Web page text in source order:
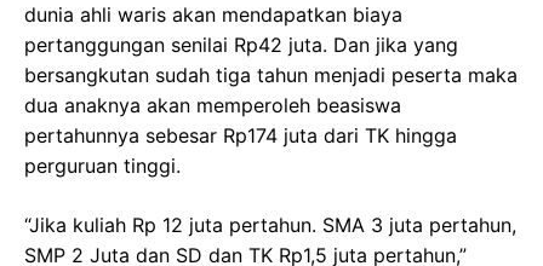
dunia ahli waris akan mendapatkan biaya
pertanggungan senilai Rp42 juta. Dan jika yang
bersangkutan sudah tiga tahun menjadi peserta maka
dua anaknya akan memperoleh beasiswa
pertahunnya sebesar Rp174 juta dari TK hingga
perguruan tinggi.
“Jika kuliah Rp 12 juta pertahun. SMA 3 juta pertahun,
SMP 2 Juta dan SD dan TK Rp1,5 juta pertahun,”